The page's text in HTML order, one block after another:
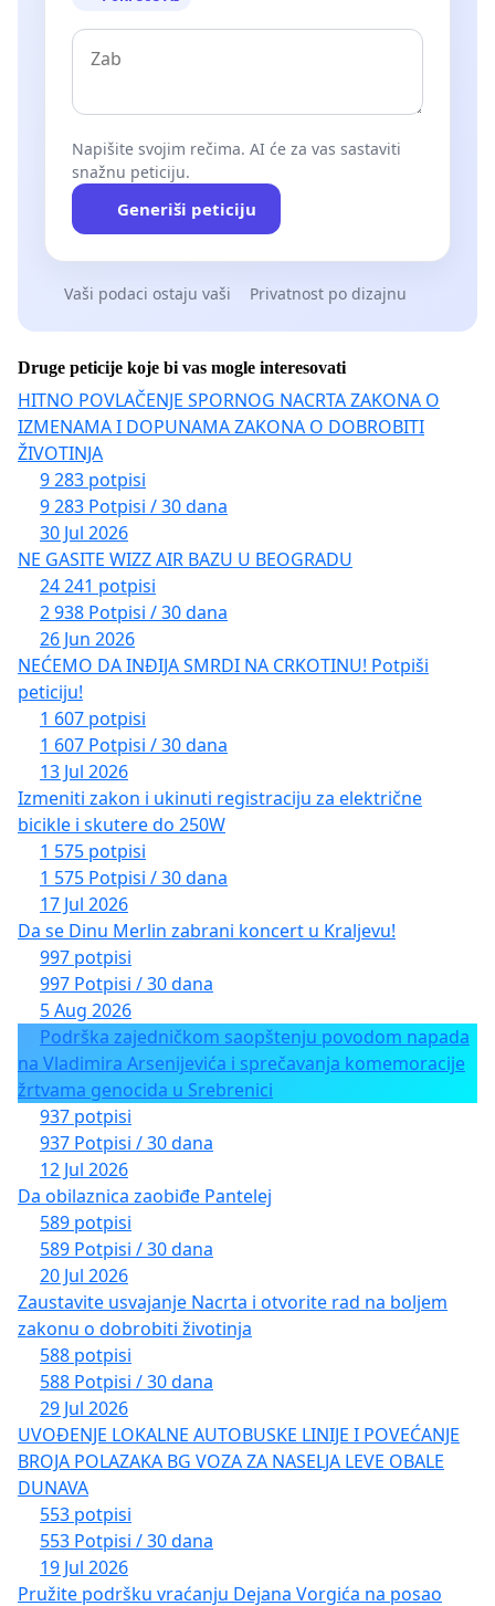
Napišite svojim rečima. AI će za vas sastaviti
snažnu peticiju.
Generiši peticiju
Vaši podaci ostaju vaši Privatnost po dizajnu
Druge peticije koje bi vas mogle interesovati
HITNO POVLAČENJE SPORNOG NACRTA ZAKONA O
IZMENAMA I DOPUNAMA ZAKONA O DOBROBITI
ŽIVOTINJA
9 283 potpisi
9 283 Potpisi / 30 dana
30 Jul 2026
NE GASITE WIZZ AIR BAZU U BEOGRADU
24 241 potpisi
2 938 Potpisi / 30 dana
26 Jun 2026
NEĆEMO DA INĐIJA SMRDI NA CRKOTINU! Potpiši
peticiju!
1 607 potpisi
1 607 Potpisi / 30 dana
13 Jul 2026
Izmeniti zakon i ukinuti registraciju za električne
bicikle i skutere do 250W
1 575 potpisi
1 575 Potpisi / 30 dana
17 Jul 2026
Da se Dinu Merlin zabrani koncert u Kraljevu!
997 potpisi
997 Potpisi / 30 dana
5 Aug 2026
Podrška zajedničkom saopštenju povodom napada
na Vladimira Arsenijevića i sprečavanja komemoracije
žrtvama genocida u Srebrenici
937 potpisi
937 Potpisi / 30 dana
12 Jul 2026
Da obilaznica zaobiđe Pantelej
589 potpisi
589 Potpisi / 30 dana
20 Jul 2026
Zaustavite usvajanje Nacrta i otvorite rad na boljem
zakonu o dobrobiti životinja
588 potpisi
588 Potpisi / 30 dana
29 Jul 2026
UVOĐENJE LOKALNE AUTOBUSKE LINIJE I POVEĆANJE
BROJA POLAZAKA BG VOZA ZA NASELJA LEVE OBALE
DUNAVA
553 potpisi
553 Potpisi / 30 dana
19 Jul 2026
Pružite podršku vraćanju Dejana Vorgića na posao